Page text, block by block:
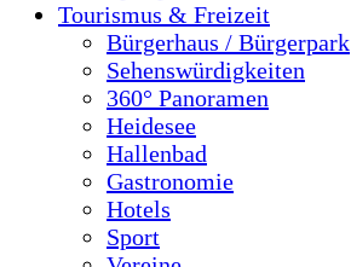
Tourismus & Freizeit
Bürgerhaus / Bürgerpark
Sehenswürdigkeiten
360° Panoramen
Heidesee
Hallenbad
Gastronomie
Hotels
Sport